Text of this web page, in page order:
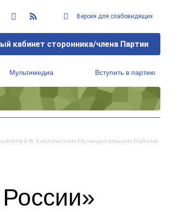
Версия для слабовидящих
кабинет сторонника/члена Партии
Мультимедиа Вступить в партию
В Каслинском Муниципальном Районе